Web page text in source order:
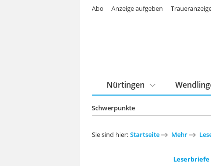
Schwerpunkte
Nürtingen
Abo Anzeige aufgeben
Sie sind hier: Startseite Mehr
Leserbriefe